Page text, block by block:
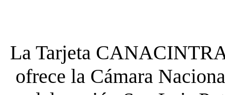
La Tarjeta
ofrece la Cámara